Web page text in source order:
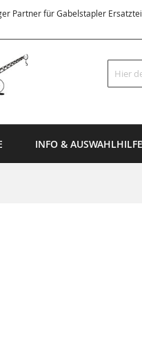
Partner für Gabelstapler
Suche
INFO & AUSWAHLHILFE